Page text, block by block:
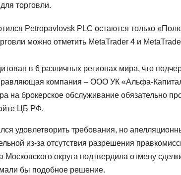
торговли.
Petropavlovsk PLC остаются только
можно отметить MetaTrader 4 и
в 6 различных регионах мира, что
компания – ООО УК «Альфа-
на брокерское обслуживание обязательно
ЦБ РФ.
удовлетворить требования, но
из-за отсутствия разрешения
Московского округа подтвердила отмену
бы подобное решение.